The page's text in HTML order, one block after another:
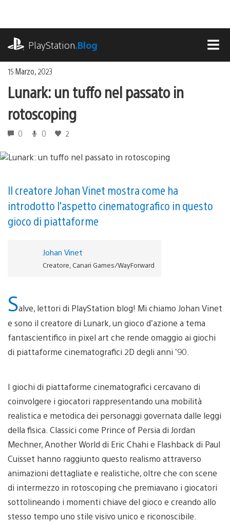
contenuto
PlayStation.Blog
15 Marzo, 2023
Lunark: un tuffo nel passato in
rotoscoping
0 0 2
Il creatore Johan Vinet mostra come ha
introdotto l'aspetto cinematografico in questo
gioco di piattaforme
Johan Vinet
Creatore, Canari Games/WayForward
Salve, lettori di PlayStation blog! Mi chiamo Johan Vinet
e sono il creatore di Lunark, un gioco d’azione a tema
fantascientifico in pixel art che rende omaggio ai giochi
di piattaforme cinematografici 2D degli anni ’90.
I giochi di piattaforme cinematografici cercavano di
coinvolgere i giocatori rappresentando una mobilità
realistica e metodica dei personaggi governata dalle leggi
della fisica. Classici come Prince of Persia di Jordan
Mechner, Another World di Eric Chahi e Flashback di Paul
Cuisset hanno raggiunto questo realismo attraverso
animazioni dettagliate e realistiche, oltre che con scene
di intermezzo in rotoscoping che premiavano i giocatori
sottolineando i momenti chiave del gioco e creando allo
stesso tempo uno stile visivo unico e riconoscibile.